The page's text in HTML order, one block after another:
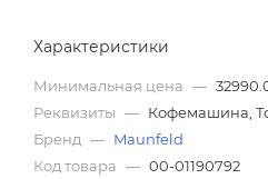
Характеристики
Минимальная цена —
Реквизиты — Кофемашина,
Бренд — Maunfeld
Код товара — 00-01190792